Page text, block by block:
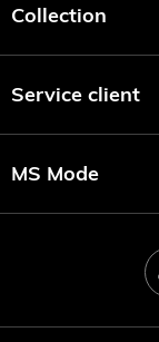
Collection
Service client
MS Mode